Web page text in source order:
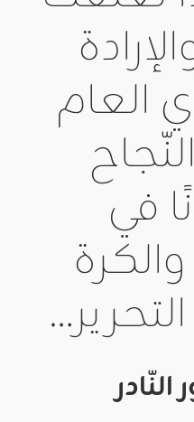
العام
في